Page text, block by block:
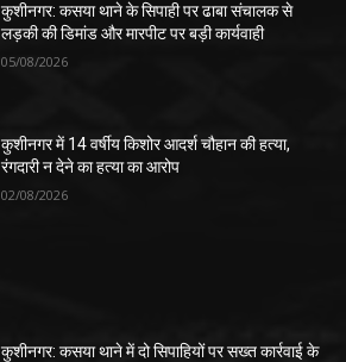
कुशीनगर: कसया थाने के सिपाही पर ढाबा संचालक से
लड़की की डिमांड और मारपीट पर बड़ी कार्यवाही
05/08/2026
कुशीनगर में 14 वर्षीय किशोर आदर्श चौहान की हत्या,
रंगदारी न देने का हत्या का आरोप
02/08/2026
कुशीनगर: कसया थाने में दो सिपाहियों पर सख्त कार्रवाई के